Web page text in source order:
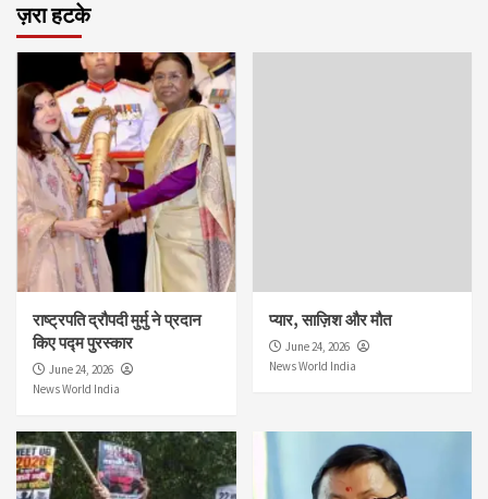
ज़रा हटके
राष्ट्रपति द्रौपदी मुर्मु ने प्रदान
किए पद्म पुरस्कार
June 24, 2026
News World India
प्यार, साज़िश और मौत
June 24, 2026
News World India